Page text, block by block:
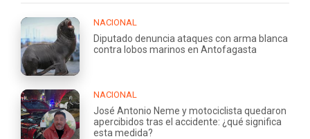
NACIONAL
Diputado denuncia ataques con arma blanca
contra lobos marinos en Antofagasta
NACIONAL
José Antonio Neme y motociclista quedaron
apercibidos tras el accidente: ¿qué significa
esta medida?